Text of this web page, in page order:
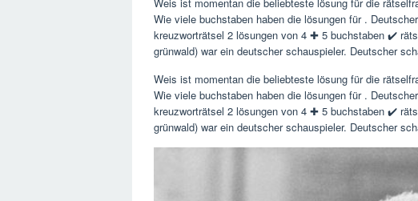
Wie viele buchstaben haben die lösungen für .
kreuzworträtsel 2 lösungen von 4 ✚ 5 buchstaben ✔️
grünwald) war ein deutscher schauspieler. Deutscher
Weis ist momentan die beliebteste lösung für die
Wie viele buchstaben haben die lösungen für .
kreuzworträtsel 2 lösungen von 4 ✚ 5 buchstaben ✔️
grünwald) war ein deutscher schauspieler. Deutscher